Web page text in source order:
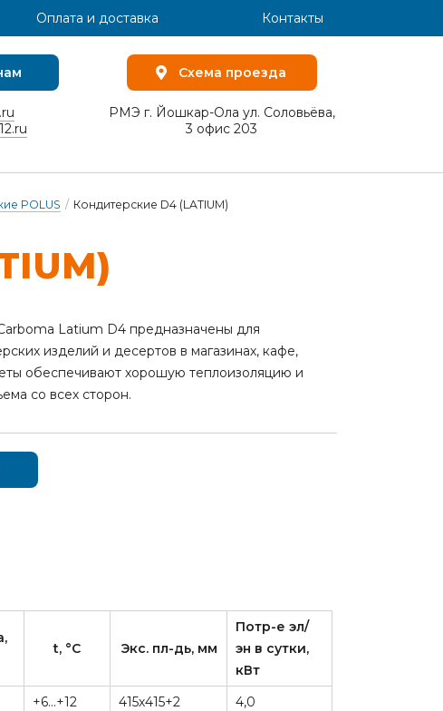
Оплата и доставка Контакты
Схема проезда
РМЭ г. Йошкар-Ола ул. Соловьёва,
3 офис 203
POLUS / Кондитерские D4 (LATIUM)
Latium D4 предназначены для
изделий и десертов в магазинах, кафе,
обеспечивают хорошую теплоизоляцию и
со всех сторон.
t, °C Экс. пл-дь, мм
Потр-е эл/
эн в сутки,
кВт
+6…+12
415х415+2
4,0